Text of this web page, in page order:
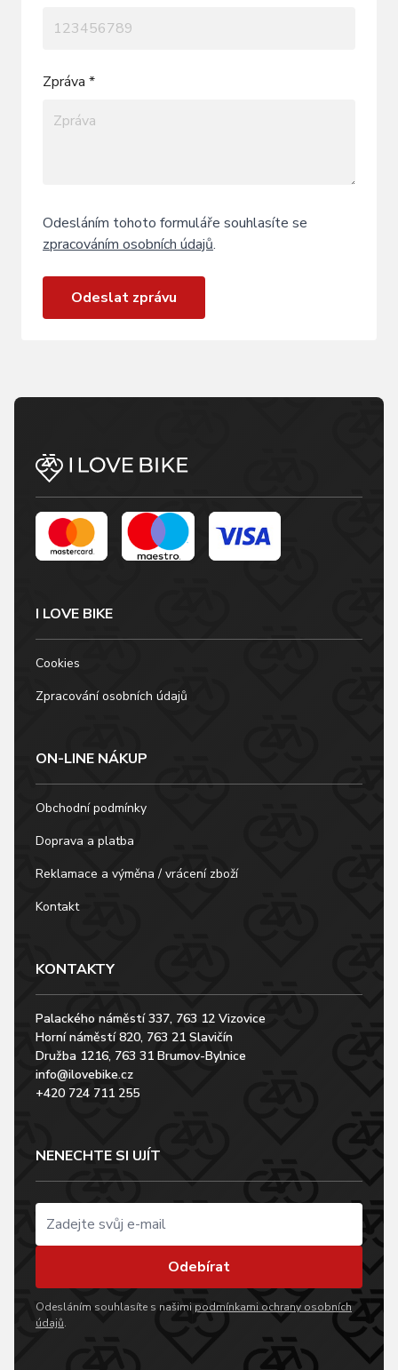
Zpráva *
Odesláním tohoto formuláře souhlasíte se
zpracováním osobních údajů.
Odeslat zprávu
I LOVE BIKE
Cookies
Zpracování osobních údajů
ON-LINE NÁKUP
Obchodní podmínky
Doprava a platba
Reklamace a výměna / vrácení zboží
Kontakt
KONTAKTY
Palackého náměstí 337, 763 12 Vizovice
Horní náměstí 820, 763 21 Slavičín
Družba 1216, 763 31 Brumov-Bylnice
info@ilovebike.cz
+420 724 711 255
NENECHTE SI UJÍT
Odebírat
Odesláním souhlasíte s našimi podmínkami ochrany osobních
údajů.